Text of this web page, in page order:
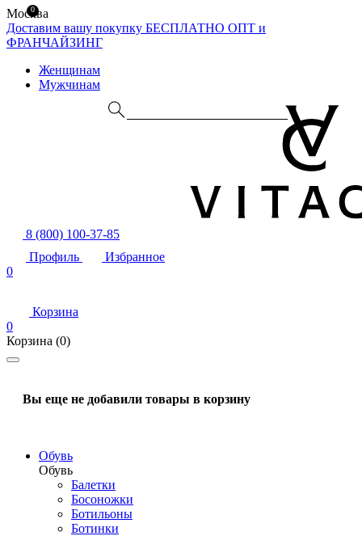
Москва
Доставим вашу покупку БЕСПЛАТНО ОПТ и
ФРАНЧАЙЗИНГ
Женщинам
Мужчинам
8 (800) 100-37-85
Профиль
Избранное
0
Корзина
0
Корзина (0)
Вы еще не добавили товары в корзину
Обувь
Обувь
Балетки
Босоножки
Ботильоны
Ботинки
0